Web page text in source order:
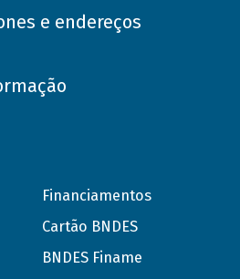
e endereços
Financiamentos
Cartão BNDES
BNDES Finame